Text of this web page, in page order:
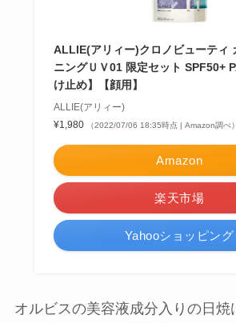
ALLIE(アリィー)クロノビューティ
ニングＵＶ01 限定セット SPF50+
け止め】【顔用】
ALLIE(アリィー)
¥1,980
（2022/07/06 18:35時点 | Amazon調べ）
Amazon
楽天市場
Yahooショッピング
オルビスの美容液成分入りの日焼